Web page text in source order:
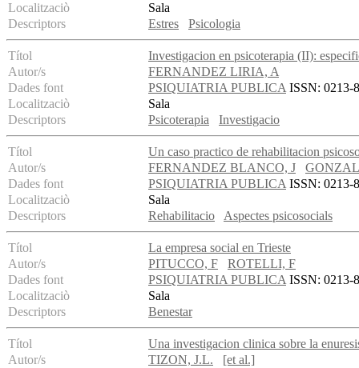
Localitzaciò
Sala
Descriptors
Estres Psicologia
Títol
Investigacion en psicoterapia (II):
Autor/s
FERNANDEZ LIRIA, A
Dades font
PSIQUIATRIA PUBLICAISSN: 0213-
Localitzaciò
Sala
Descriptors
Psicoterapia Investigacio
Títol
Un caso practico de rehabilitacion
Autor/s
FERNANDEZ BLANCO, J
Dades font
PSIQUIATRIA PUBLICAISSN: 0213-
Localitzaciò
Sala
Descriptors
Rehabilitacio Aspectes psicosocials
Títol
La empresa social en Trieste
Autor/s
PITUCCO, F
ROTELLI, F
Dades font
PSIQUIATRIA PUBLICAISSN: 0213-
Localitzaciò
Sala
Descriptors
Benestar
Títol
Una investigacion clinica sobre la
Autor/s
TIZON, J.L.
[et al.]